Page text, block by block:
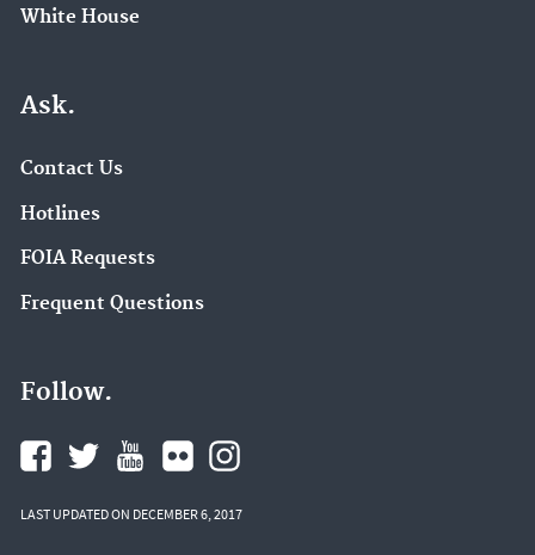
White House
Ask.
Contact Us
Hotlines
FOIA Requests
Frequent Questions
Follow.
LAST UPDATED ON DECEMBER 6, 2017